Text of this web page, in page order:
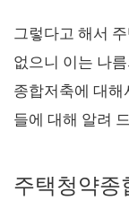
그렇다고 해서
없으니 이는 나
종합저축에 대
들에 대해 알려
주택청약종